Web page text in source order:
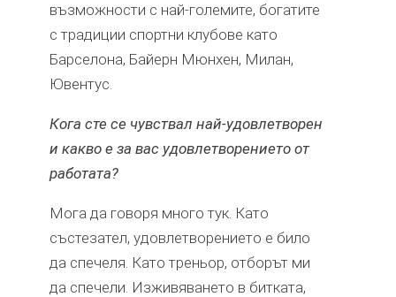
възможности с най-големите, богатите
с традиции спортни клубове като
Барселона, Байерн Мюнхен, Милан,
Ювентус.
Кога сте се чувствал най-удовлетворен
и какво е за вас удовлетворението от
работата?
Мога да говоря много тук. Като
състезател, удовлетворението е било
да спечеля. Като треньор, отборът ми
да спечели. Изживяването в битката,